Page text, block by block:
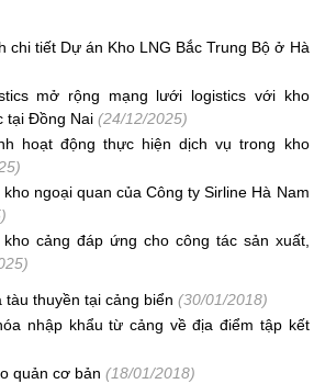
chi tiết Dự án Kho LNG Bắc Trung Bộ ở Hà
mở rộng mạng lưới logistics với kho
tại Đồng Nai (24/12/2025)
hoạt động thực hiện dịch vụ trong kho
ngoại quan của Công ty Sirline Hà Nam
cảng đáp ứng cho công tác sản xuất,
thuyền tại cảng biển (30/01/2018)
nhập khẩu từ cảng về địa điểm tập kết
quản cơ bản (18/01/2018)